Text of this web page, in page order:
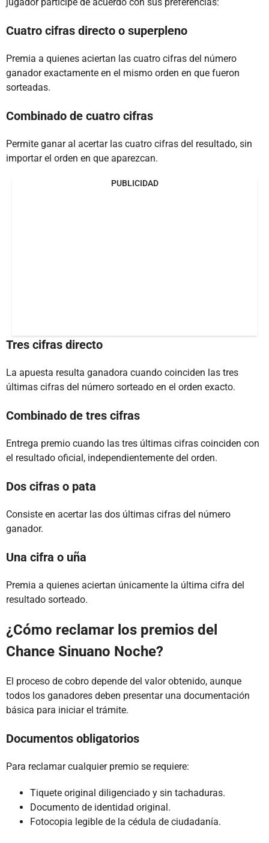
Cuatro cifras directo o superpleno
Premia a quienes aciertan las cuatro cifras del número
ganador exactamente en el mismo orden en que fueron
sorteadas.
Combinado de cuatro cifras
Permite ganar al acertar las cuatro cifras del resultado, sin
importar el orden en que aparezcan.
PUBLICIDAD
Tres cifras directo
La apuesta resulta ganadora cuando coinciden las tres
últimas cifras del número sorteado en el orden exacto.
Combinado de tres cifras
Entrega premio cuando las tres últimas cifras coinciden con
el resultado oficial, independientemente del orden.
Dos cifras o pata
Consiste en acertar las dos últimas cifras del número
ganador.
Una cifra o uña
Premia a quienes aciertan únicamente la última cifra del
resultado sorteado.
¿Cómo reclamar los premios del
Chance Sinuano Noche?
El proceso de cobro depende del valor obtenido, aunque
todos los ganadores deben presentar una documentación
básica para iniciar el trámite.
Documentos obligatorios
Para reclamar cualquier premio se requiere:
Tiquete original diligenciado y sin tachaduras.
Documento de identidad original.
Fotocopia legible de la cédula de ciudadanía.